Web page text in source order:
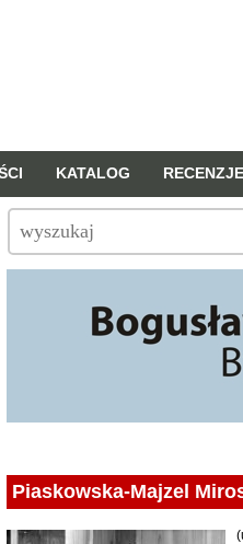
KATALOG RECENZJE
Piaskowska-Majzel